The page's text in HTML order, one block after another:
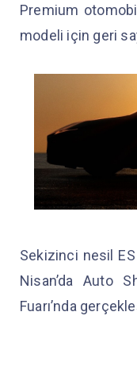
Premium
modeli için geri
Sekizinci nesil
Nisan’da Auto
Fuarı’nda